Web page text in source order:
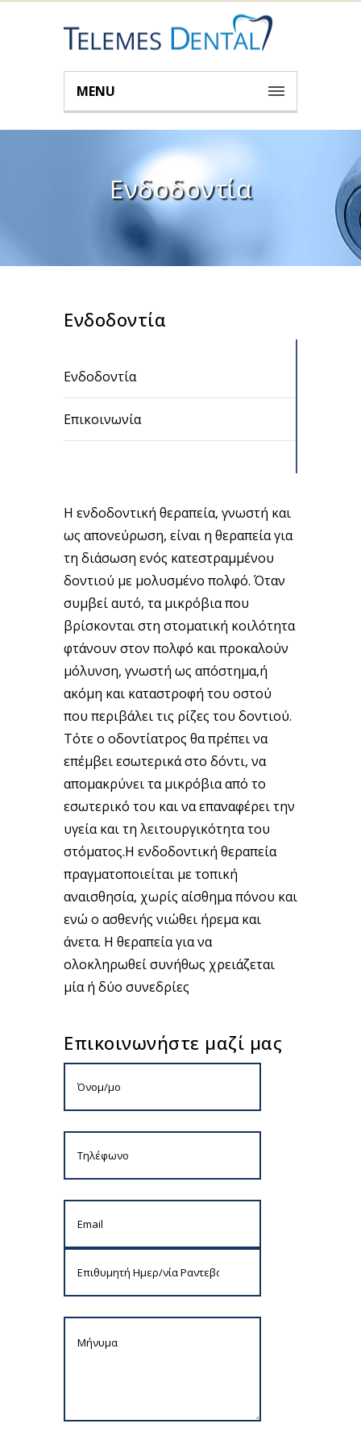
MENU
Ενδοδοντία
Ενδοδοντία
Ενδοδοντία
Επικοινωνία
Η ενδοδοντική θεραπεία, γνωστή και
ως απονεύρωση, είναι η θεραπεία για
τη διάσωση ενός κατεστραμμένου
δοντιού με μολυσμένο πολφό. Όταν
συμβεί αυτό, τα μικρόβια που
βρίσκονται στη στοματική κοιλότητα
φτάνουν στον πολφό και προκαλούν
μόλυνση, γνωστή ως απόστημα,ή
ακόμη και καταστροφή του οστού
που περιβάλει τις ρίζες του δοντιού.
Τότε ο οδοντίατρος θα πρέπει να
επέμβει εσωτερικά στο δόντι, να
απομακρύνει τα μικρόβια από το
εσωτερικό του και να επαναφέρει την
υγεία και τη λειτουργικότητα του
στόματος.Η ενδοδοντική θεραπεία
πραγματοποιείται με τοπική
αναισθησία, χωρίς αίσθημα πόνου και
ενώ ο ασθενής νιώθει ήρεμα και
άνετα. Η θεραπεία για να
ολοκληρωθεί συνήθως χρειάζεται
μία ή δύο συνεδρίες
Επικοινωνήστε μαζί μας